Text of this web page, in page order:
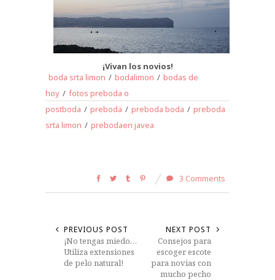
¡Vivan los novios!
boda srta limon / bodalimon / bodas de
hoy / fotos preboda o
postboda / preboda / preboda boda / preboda
srta limon / prebodaen javea
3 Comments
PREVIOUS POST
¡No tengas miedo…
Utiliza extensiones
de pelo natural!
NEXT POST
Consejos para
escoger escote
para novias con
mucho pecho